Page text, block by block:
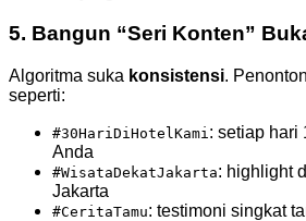
5. Bangun “Seri Konten”
Algoritma suka konsistensi.
seperti:
#30HariDiHotelKami : setiap hari
Anda
#WisataDekatJakarta: highlight
Jakarta
#CeritaTamu: testimoni singkat